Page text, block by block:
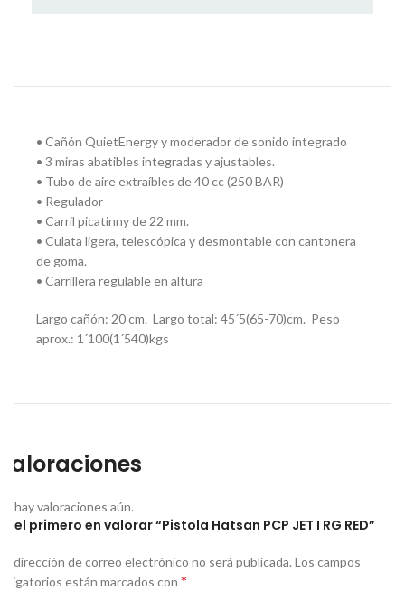
• Cañón QuietEnergy y moderador de sonido integrado
• 3 miras abatibles integradas y ajustables.
• Tubo de aire extraíbles de 40 cc (250 BAR)
• Regulador
• Carril picatinny de 22 mm.
• Culata ligera, telescópica y desmontable con cantonera
de goma.
• Carrillera regulable en altura
Largo cañón: 20 cm. Largo total: 45´5(65-70)cm. Peso
aprox.: 1´100(1´540)kgs
hay valoraciones aún.
el primero en valorar “Pistola Hatsan PCP JET I RG RED”
dirección de correo electrónico no será publicada.Los campos
están marcados con *